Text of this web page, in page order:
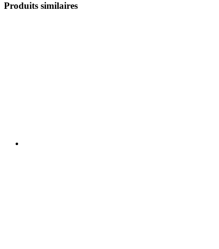
Produits similaires